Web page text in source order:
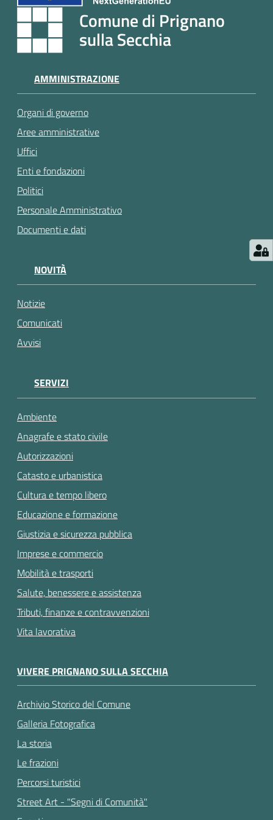
e
a
p
t
a
m
e
n
t
o
Street
Art
Comune di Prignano
sulla Secchia
AMMINISTRAZIONE
Organi di governo
Aree amministrative
Uffici
Enti e fondazioni
Politici
Personale Amministrativo
Documenti e dati
NOVITÀ
Notizie
Comunicati
Avvisi
SERVIZI
Ambiente
Anagrafe e stato civile
Autorizzazioni
Catasto e urbanistica
Cultura e tempo libero
Educazione e formazione
Giustizia e sicurezza pubblica
Imprese e commercio
Mobilità e trasporti
Salute, benessere e assistenza
Tributi, finanze e contravvenzioni
Vita lavorativa
VIVERE PRIGNANO SULLA SECCHIA
Archivio Storico del Comune
Galleria Fotografica
La storia
Le frazioni
Percorsi turistici
Street Art - "Segni di Comunità"